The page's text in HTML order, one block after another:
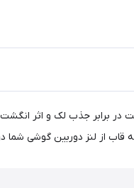
برابر جذب لک و اثر
از لنز دوربین گوشی شما